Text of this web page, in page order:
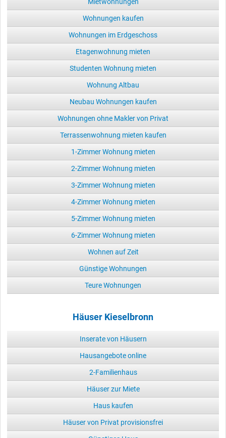
Wohnungen kaufen
Wohnungen im Erdgeschoss
Etagenwohnung mieten
Studenten Wohnung mieten
Wohnung Altbau
Neubau Wohnungen kaufen
Wohnungen ohne Makler von Privat
Terrassenwohnung mieten kaufen
1-Zimmer Wohnung mieten
2-Zimmer Wohnung mieten
3-Zimmer Wohnung mieten
4-Zimmer Wohnung mieten
5-Zimmer Wohnung mieten
6-Zimmer Wohnung mieten
Wohnen auf Zeit
Günstige Wohnungen
Teure Wohnungen
Häuser Kieselbronn
Inserate von Häusern
Hausangebote online
2-Familienhaus
Häuser zur Miete
Haus kaufen
Häuser von Privat provisionsfrei